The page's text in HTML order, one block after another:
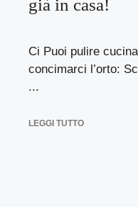
già in casa!
Ci Puoi pulire
concimarci l’orto:
...
LEGGI TUTTO